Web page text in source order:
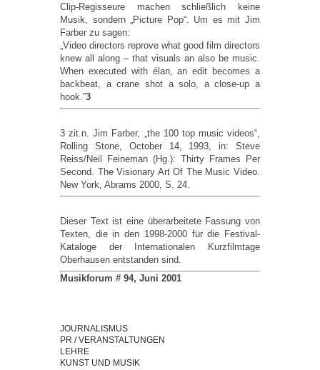
Clip-Regisseure machen schließlich keine
Musik, sondern „Picture Pop“. Um es mit Jim
Farber zu sagen:
„Video directors reprove what good film directors
knew all along – that visuals an also be music.
When executed with élan, an edit becomes a
backbeat, a crane shot a solo, a close-up a
hook.”3
3 zit.n. Jim Farber, „the 100 top music videos“,
Rolling Stone, October 14, 1993, in: Steve
Reiss/Neil Feineman (Hg.): Thirty Frames Per
Second. The Visionary Art Of The Music Video.
New York, Abrams 2000, S. 24.
Dieser Text ist eine überarbeitete Fassung von
Texten, die in den 1998-2000 für die Festival-
Kataloge der Internationalen Kurzfilmtage
Oberhausen entstanden sind.
Musikforum # 94, Juni 2001
JOURNALISMUS
PR / VERANSTALTUNGEN
LEHRE
KUNST UND MUSIK